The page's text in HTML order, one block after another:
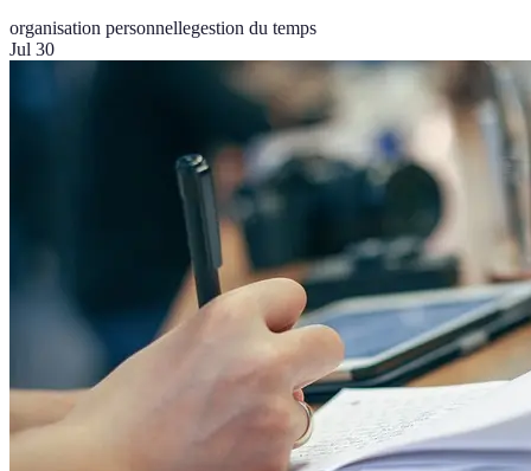
organisation personnellegestion du temps
Jul 30